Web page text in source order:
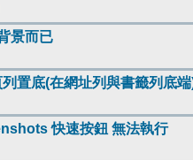
景而已
置底(在網址列與書籤列底
快速按鈕 無法執行